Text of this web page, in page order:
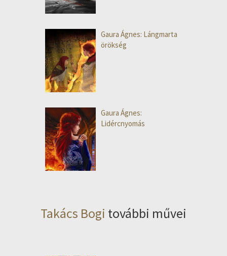
Gaura Ágnes: Lángmarta
örökség
Gaura Ágnes:
Lidércnyomás
Takács Bogi további művei